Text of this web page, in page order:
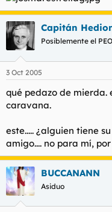
Capitán
Posiblemente el
3 Oct 2005
qué pedazo de mierda.
caravana.
este..... ¿alguien tiene
amigo.... no para mí,
BUCCANANN
Asiduo